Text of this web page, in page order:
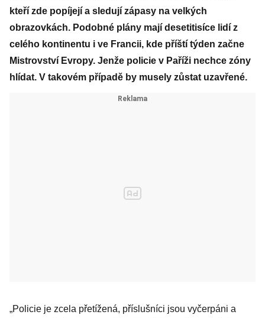
kteří zde popíjejí a sledují zápasy na velkých
obrazovkách. Podobné plány mají desetitisíce lidí z
celého kontinentu i ve Francii, kde příští týden začne
Mistrovství Evropy. Jenže policie v Paříži nechce zóny
hlídat. V takovém případě by musely zůstat uzavřené.
„Policie je zcela přetížená, příslušníci jsou vyčerpáni a